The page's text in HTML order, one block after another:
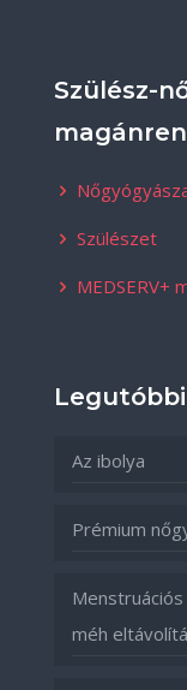
Szülész-
Szülészet
MEDSERV+
Az ibolya
Prémium
méh